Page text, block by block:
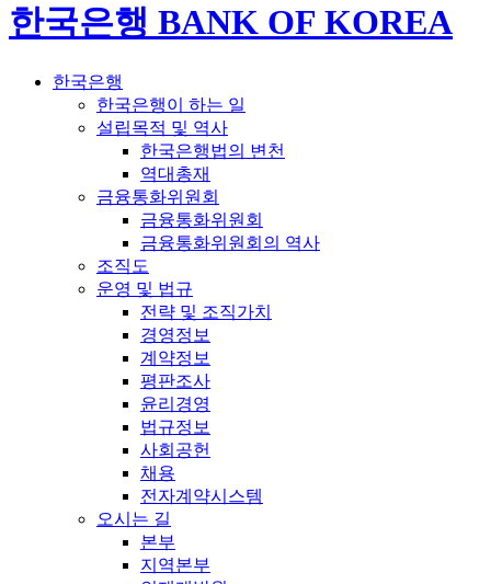
한국은행 BANK OF KOREA
한국은행
한국은행이 하는 일
설립목적 및 역사
한국은행법의 변천
역대총재
금융통화위원회
금융통화위원회
금융통화위원회의 역사
조직도
운영 및 법규
전략 및 조직가치
경영정보
계약정보
평판조사
윤리경영
법규정보
사회공헌
채용
전자계약시스템
오시는 길
본부
지역본부